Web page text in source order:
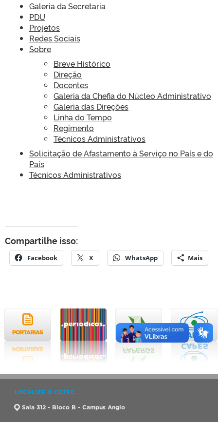
Galeria da Secretaria
PDU
Projetos
Redes Sociais
Sobre
Breve Histórico
Direção
Docentes
Galeria da Chefia do Núcleo Administrativo
Galeria das Direções
Linha do Tempo
Regimento
Técnicos Administrativos
Solicitação de Afastamento à Serviço no País e do
País
Técnicos Administrativos
Compartilhe isso:
Facebook X WhatsApp Mais
LOCALIZE O CDTEC
Sala 312 - Bloco B - Campus Anglo